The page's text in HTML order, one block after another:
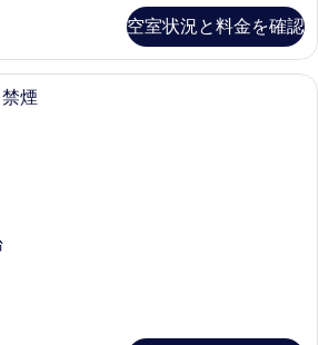
空室状況と料金を確認
セーフティボックス (室内)、デスク
煙